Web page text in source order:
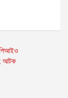
পিআইও
আটক